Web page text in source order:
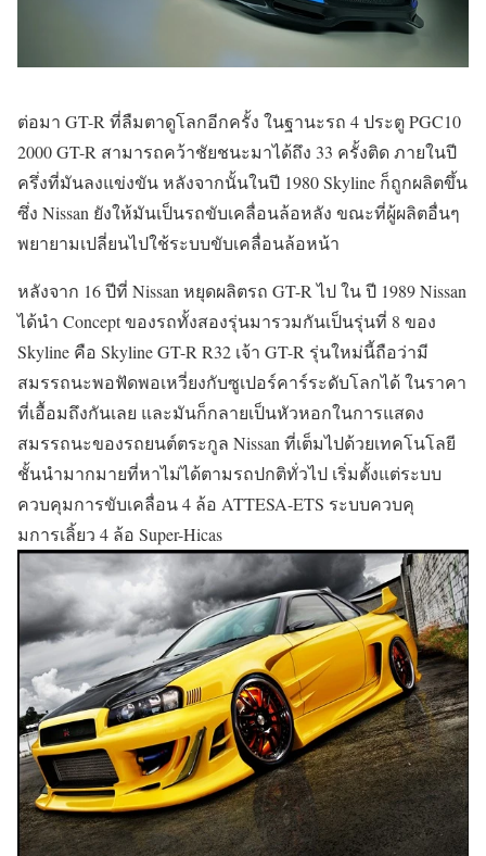
ต่อมา GT-R ที่ลืมตาดูโลกอีกครั้ง ในฐานะรถ 4 ประตู PGC10
2000 GT-R สามารถคว้าชัยชนะมาได้ถึง 33 ครั้งติด ภายในปี
ครึ่งที่มันลงแข่งขัน หลังจากนั้นในปี 1980 Skyline ก็ถูกผลิตขึ้น
ซึ่ง Nissan ยังให้มันเป็นรถขับเคลื่อนล้อหลัง ขณะที่ผู้ผลิตอื่นๆ
พยายามเปลี่ยนไปใช้ระบบขับเคลื่อนล้อหน้า
หลังจาก 16 ปีที่ Nissan หยุดผลิตรถ GT-R ไป ใน ปี 1989 Nissan
ได้นำ Concept ของรถทั้งสองรุ่นมารวมกันเป็นรุ่นที่ 8 ของ
Skyline คือ Skyline GT-R R32 เจ้า GT-R รุ่นใหม่นี้ถือว่ามี
สมรรถนะพอฟัดพอเหวี่ยงกับซูเปอร์คาร์ระดับโลกได้ ในราคา
ที่เอื้อมถึงกันเลย และมันก็กลายเป็นหัวหอกในการแสดง
สมรรถนะของรถยนต์ตระกูล Nissan ที่เต็มไปด้วยเทคโนโลยี
ชั้นนำมากมายที่หาไม่ได้ตามรถปกติทั่วไป เริ่มตั้งแต่ระบบ
ควบคุมการขับเคลื่อน 4 ล้อ ATTESA-ETS ระบบควบคุ
มการเลิ้ยว 4 ล้อ Super-Hicas